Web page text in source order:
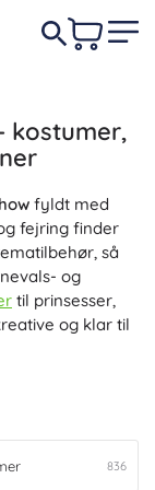
kostumer,
fyldt med
fejring finder
så
og
til prinsesser,
og klar til
flag,
duge,
836